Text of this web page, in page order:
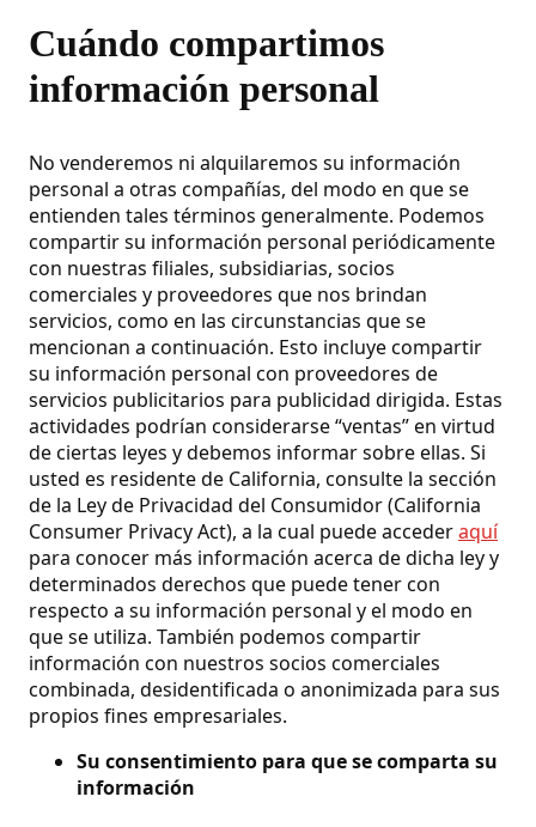
Cuándo compartimos
información personal
No venderemos ni alquilaremos su información
personal a otras compañías, del modo en que se
entienden tales términos generalmente. Podemos
compartir su información personal periódicamente
con nuestras filiales, subsidiarias, socios
comerciales y proveedores que nos brindan
servicios, como en las circunstancias que se
mencionan a continuación. Esto incluye compartir
su información personal con proveedores de
servicios publicitarios para publicidad dirigida. Estas
actividades podrían considerarse “ventas” en virtud
de ciertas leyes y debemos informar sobre ellas. Si
usted es residente de California, consulte la sección
de la Ley de Privacidad del Consumidor (California
Consumer Privacy Act), a la cual puede accederaquí
para conocer más información acerca de dicha ley y
determinados derechos que puede tener con
respecto a su información personal y el modo en
que se utiliza. También podemos compartir
información con nuestros socios comerciales
combinada, desidentificada o anonimizada para sus
propios fines empresariales.
Su consentimiento para que se comparta su
información